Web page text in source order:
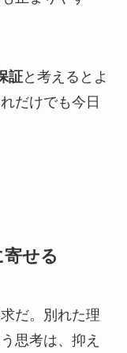
証と考えるとよ
だけでも今日
せる
だ。別れた理
思考は、抑え